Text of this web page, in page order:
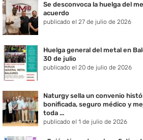
Se desconvoca la huelga del
acuerdo
publicado el 27 de julio de 2026
Huelga general del metal en
30 de julio
publicado el 20 de julio de 2026
Naturgy sella un convenio
bonificada, seguro médico y
toda ...
publicado el 1 de julio de 2026